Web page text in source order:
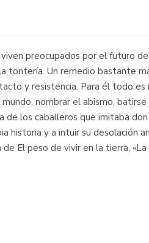
preocupados por el futuro de
tontería. Un remedio bastante
y resistencia. Para él todo es
nombrar el abismo,
de los caballeros que imitaba don
historia y a intuir su desolación
El peso de vivir en la tierra, «La